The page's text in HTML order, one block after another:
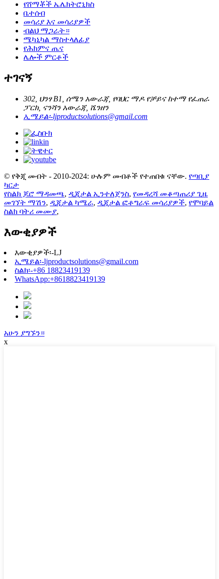
የሸማቾች ኤሌክትሮኒክስ
ቤተሰብ
መሳሪያ እና መሳሪያዎች
ብልህ ማጋራት።
ሜካኒካል ማስተላለፊያ
የሕክምና ጤና
ሌሎች ምርቶች
ተገናኝ
302, ህንፃ B1, ሰሜን አውራጃ, የባህር ማዶ የቻይና ከተማ የፈጠራ
ፓርክ, ናንሻን አውራጃ, ሼንዘን
ኢሜይል፡-ljproductsolutions@gmail.com
© የቅጂ መብት - 2010-2024: ሁሉም መብቶች የተጠበቁ ናቸው. የጣቢያ
ካርታ
የስልክ ጆሮ ማዳመጫ, ዲጂታል ኢንተለጀንስ, የመዳረሻ መቆጣጠሪያ ጊዜ
መገኘት ማሽን, ዲጂታል ካሜራ, ዲጂታል ፎቶግራፍ መሳሪያዎች, የሞባይል
ስልክ ባትሪ መሙያ,
እውቂያዎች
እውቂያዎች፡-LJ
ኢሜይል፡-ljproductsolutions@gmail.com
ስልክ፡-+86 18823419139
WhatsApp:+8618823419139
አሁን ያግኙን።
x